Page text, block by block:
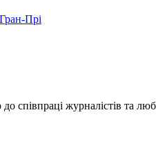
Гран-Прі
співпраці журналістів та